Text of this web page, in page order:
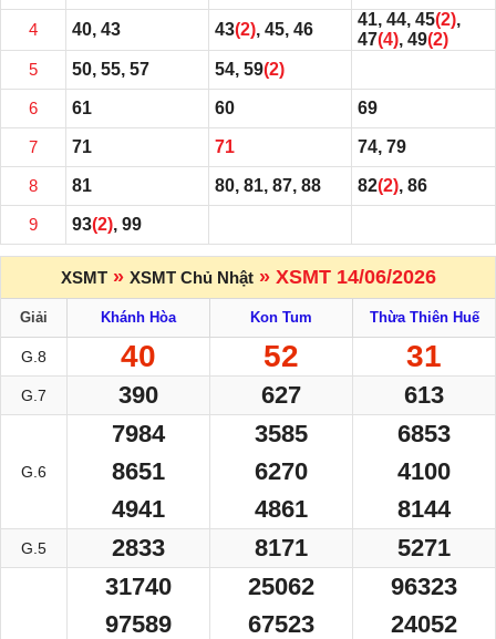
4 40, 43 43(2), 45, 46
41, 44, 45(2),
47(4), 49(2)
5
50, 55, 57 54, 59(2)
6 61 60 69
7 71 71 74, 79
8 81 80, 81, 87, 88 82(2), 86
9 93(2), 99
XSMT» XSMT Chủ Nhật» XSMT 14/06/2026
Giải Khánh Hòa Kon Tum Thừa Thiên Huế
G.8 40 52 31
G.7 390 627 613
G.6
7984
8651
4941
3585
6270
4861
6853
4100
8144
G.5 2833 8171 5271
31740
97589
25062
67523
96323
24052